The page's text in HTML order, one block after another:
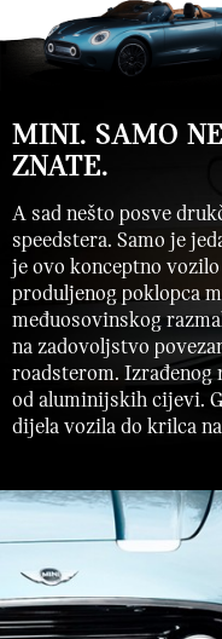
MINI. SAMO
ZNATE.
A sad nešto posve
speedstera. Samo je
je ovo konceptno
produljenog poklopca
međuosovinskog
na zadovoljstvo
roadsterom. Izrađenog
od aluminijskih cijevi.
dijela vozila do krilca